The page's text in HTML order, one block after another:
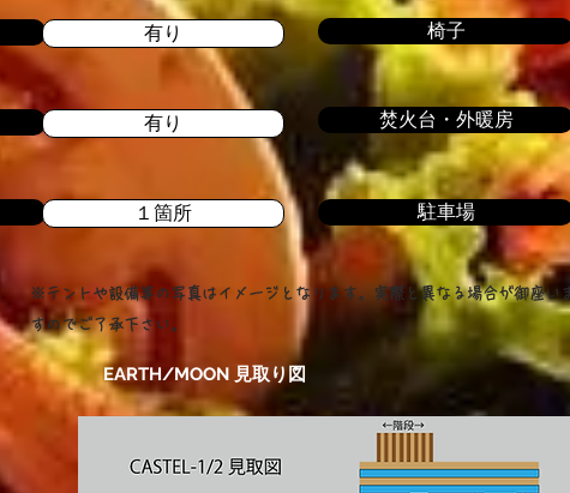
有り
有り
１箇所
椅子
焚火台・外暖房
駐車場
※テントや設備等の写真はイメージとなります。実際と異なる場合が御座い
すのでご了承下さい。
EARTH/MOON 見取り図